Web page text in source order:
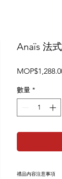
Anaïs 法
數量 *
禮品內容注意事項